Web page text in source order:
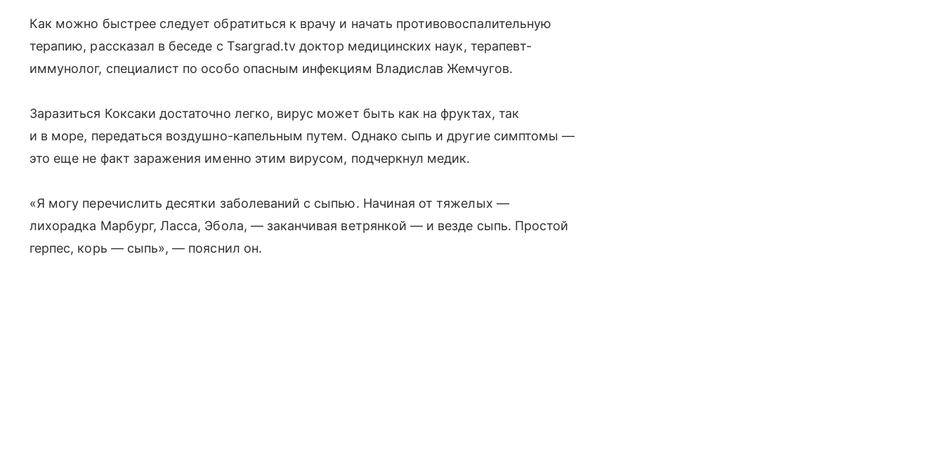
Как можно быстрее следует обратиться к врачу и начать противовоспалительную
терапию, рассказал в беседе с Tsargrad.tv доктор медицинских наук, терапевт-
иммунолог, специалист по особо опасным инфекциям Владислав Жемчугов.
Заразиться Коксаки достаточно легко, вирус может быть как на фруктах, так
и в море, передаться воздушно-капельным путем. Однако сыпь и другие симптомы —
это еще не факт заражения именно этим вирусом, подчеркнул медик.
«Я могу перечислить десятки заболеваний с сыпью. Начиная от тяжелых —
лихорадка Марбург, Ласса, Эбола, — заканчивая ветрянкой — и везде сыпь. Простой
герпес, корь — сыпь», — пояснил он.